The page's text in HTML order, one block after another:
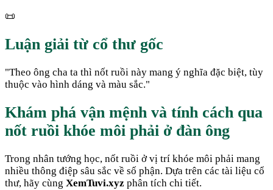
📜
Luận giải từ cổ thư gốc
"Theo ông cha ta thì nốt ruồi này mang ý nghĩa đặc biệt, tùy
thuộc vào hình dáng và màu sắc."
Khám phá vận mệnh và tính cách qua
nốt ruồi khóe môi phải ở đàn ông
Trong nhân tướng học, nốt ruồi ở vị trí khóe môi phải mang
nhiều thông điệp sâu sắc về số phận. Dựa trên các tài liệu cổ
thư, hãy cùng XemTuvi.xyz phân tích chi tiết.